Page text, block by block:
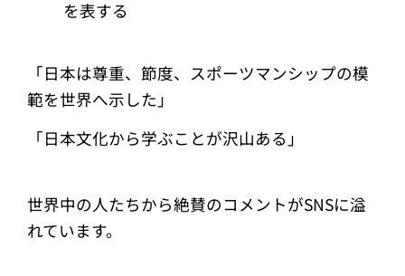
を表する
「日本は尊重、節度、スポーツマンシップの模
範を世界へ示した」
「日本文化から学ぶことが沢山ある」
世界中の人たちから絶賛のコメントがSNSに溢
れています。